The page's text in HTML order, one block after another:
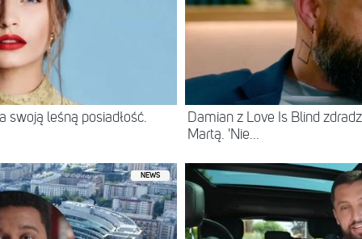
leśną posiadłość.
Damian z Love Is Blind
Martą. 'Nie...
NEWS